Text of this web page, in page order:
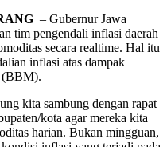
– Gubernur Jawa
tim pengendali inflasi daerah
secara realtime. Hal itu
inflasi atas dampak
(BBM).
kita sambung dengan rapat
kota agar mereka kita
harian. Bukan mingguan,